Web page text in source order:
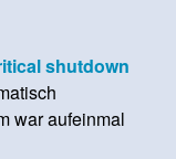
shutdown
war aufeinmal